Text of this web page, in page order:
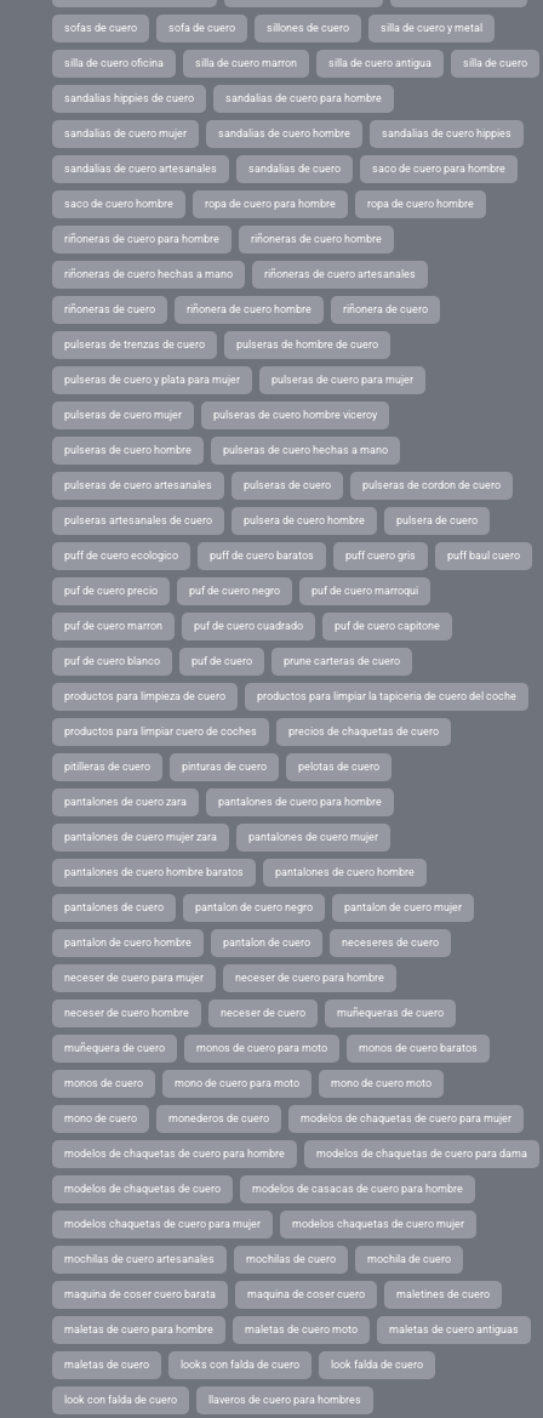
sofas de cuero sofa de cuero sillones de cuero silla de cuero y metal
silla de cuero oficina silla de cuero marron silla de cuero antigua silla de cuero
sandalias hippies de cuero sandalias de cuero para hombre
sandalias de cuero mujer sandalias de cuero hombre sandalias de cuero hippies
sandalias de cuero artesanales sandalias de cuero saco de cuero para hombre
saco de cuero hombre ropa de cuero para hombre ropa de cuero hombre
riñoneras de cuero para hombre riñoneras de cuero hombre
riñoneras de cuero hechas a mano riñoneras de cuero artesanales
riñoneras de cuero riñonera de cuero hombre riñonera de cuero
pulseras de trenzas de cuero pulseras de hombre de cuero
pulseras de cuero y plata para mujer pulseras de cuero para mujer
pulseras de cuero mujer pulseras de cuero hombre viceroy
pulseras de cuero hombre pulseras de cuero hechas a mano
pulseras de cuero artesanales pulseras de cuero pulseras de cordon de cuero
pulseras artesanales de cuero pulsera de cuero hombre pulsera de cuero
puff de cuero ecologico puff de cuero baratos puff cuero gris puff baul cuero
puf de cuero precio puf de cuero negro puf de cuero marroqui
puf de cuero marron puf de cuero cuadrado puf de cuero capitone
puf de cuero blanco puf de cuero prune carteras de cuero
productos para limpieza de cuero productos para limpiar la tapiceria de cuero del coche
productos para limpiar cuero de coches precios de chaquetas de cuero
pitilleras de cuero pinturas de cuero pelotas de cuero
pantalones de cuero zara pantalones de cuero para hombre
pantalones de cuero mujer zara pantalones de cuero mujer
pantalones de cuero hombre baratos pantalones de cuero hombre
pantalones de cuero pantalon de cuero negro pantalon de cuero mujer
pantalon de cuero hombre pantalon de cuero neceseres de cuero
neceser de cuero para mujer neceser de cuero para hombre
neceser de cuero hombre neceser de cuero muñequeras de cuero
muñequera de cuero monos de cuero para moto monos de cuero baratos
monos de cuero mono de cuero para moto mono de cuero moto
mono de cuero monederos de cuero modelos de chaquetas de cuero para mujer
modelos de chaquetas de cuero para hombre modelos de chaquetas de cuero para dama
modelos de chaquetas de cuero modelos de casacas de cuero para hombre
modelos chaquetas de cuero para mujer modelos chaquetas de cuero mujer
mochilas de cuero artesanales mochilas de cuero mochila de cuero
maquina de coser cuero barata maquina de coser cuero maletines de cuero
maletas de cuero para hombre maletas de cuero moto maletas de cuero antiguas
maletas de cuero looks con falda de cuero look falda de cuero
look con falda de cuero llaveros de cuero para hombres